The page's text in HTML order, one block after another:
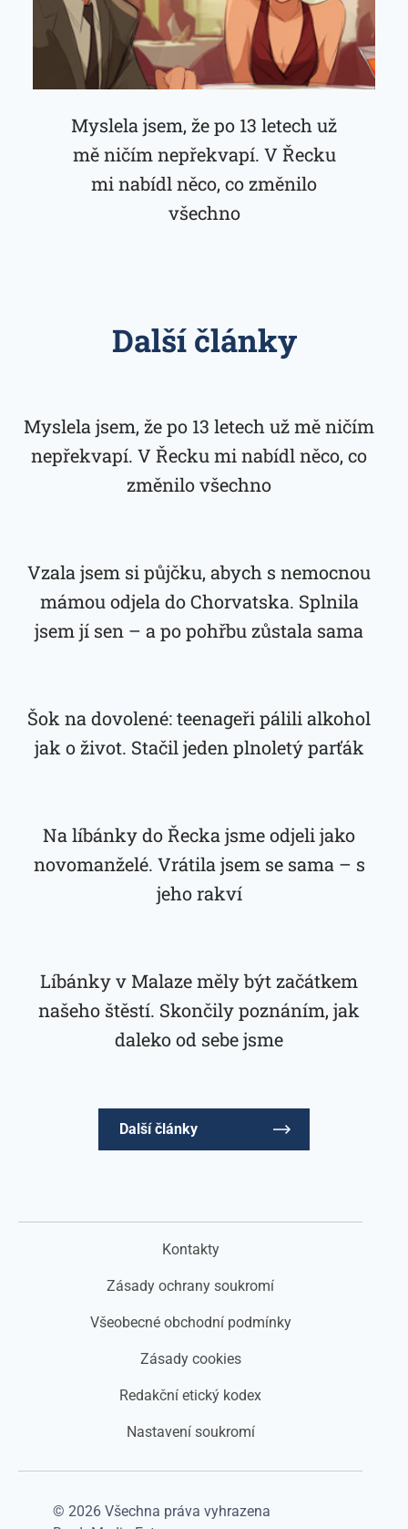
Myslela jsem, že po 13 letech už
mě ničím nepřekvapí. V Řecku
mi nabídl něco, co změnilo
všechno
Další články
Myslela jsem, že po 13 letech už mě ničím
nepřekvapí. V Řecku mi nabídl něco, co
změnilo všechno
Vzala jsem si půjčku, abych s nemocnou
mámou odjela do Chorvatska. Splnila
jsem jí sen – a po pohřbu zůstala sama
Šok na dovolené: teenageři pálili alkohol
jak o život. Stačil jeden plnoletý parťák
Na líbánky do Řecka jsme odjeli jako
novomanželé. Vrátila jsem se sama – s
jeho rakví
Líbánky v Malaze měly být začátkem
našeho štěstí. Skončily poznáním, jak
daleko od sebe jsme
Další články
Kontakty
Zásady ochrany soukromí
Všeobecné obchodní podmínky
Zásady cookies
Redakční etický kodex
Nastavení soukromí
© 2026 Všechna práva vyhrazena